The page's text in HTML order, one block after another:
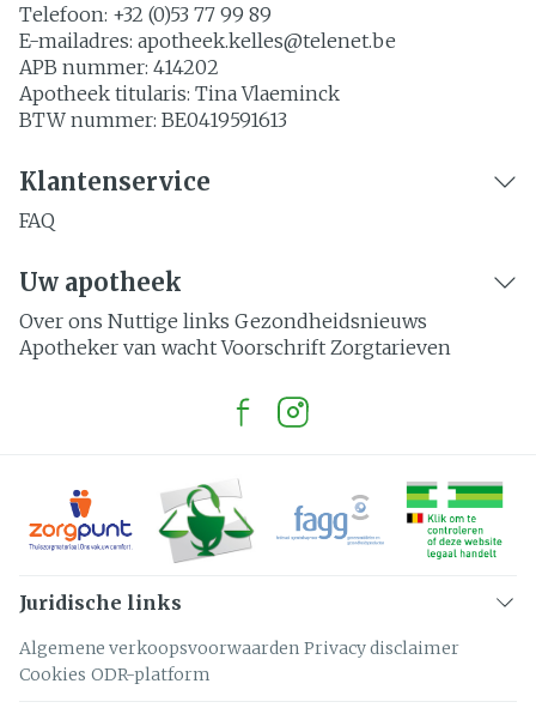
Telefoon: +32 (0)53 77 99 89
E-mailadres: apotheek.kelles@telenet.be
APB nummer: 414202
Apotheek titularis: Tina Vlaeminck
BTW nummer: BE0419591613
Klantenservice
FAQ
Uw apotheek
Over ons Nuttige links Gezondheidsnieuws
Apotheker van wacht Voorschrift Zorgtarieven
Juridische links
Algemene verkoopsvoorwaarden Privacy disclaimer
Cookies ODR-platform